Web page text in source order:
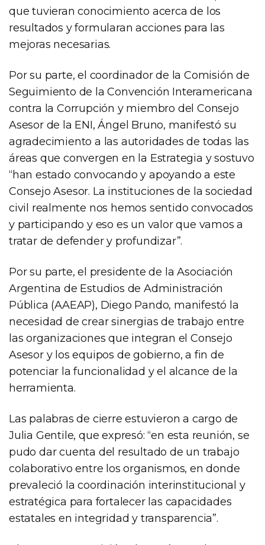
que tuvieran conocimiento acerca de los
resultados y formularan acciones para las
mejoras necesarias.
Por su parte, el coordinador de la Comisión de
Seguimiento de la Convención Interamericana
contra la Corrupción y miembro del Consejo
Asesor de la ENI, Ángel Bruno, manifestó su
agradecimiento a las autoridades de todas las
áreas que convergen en la Estrategia y sostuvo
“han estado convocando y apoyando a este
Consejo Asesor. La instituciones de la sociedad
civil realmente nos hemos sentido convocados
y participando y eso es un valor que vamos a
tratar de defender y profundizar”.
Por su parte, el presidente de la Asociación
Argentina de Estudios de Administración
Pública (AAEAP), Diego Pando, manifestó la
necesidad de crear sinergias de trabajo entre
las organizaciones que integran el Consejo
Asesor y los equipos de gobierno, a fin de
potenciar la funcionalidad y el alcance de la
herramienta.
Las palabras de cierre estuvieron a cargo de
Julia Gentile, que expresó: “en esta reunión, se
pudo dar cuenta del resultado de un trabajo
colaborativo entre los organismos, en donde
prevaleció la coordinación interinstitucional y
estratégica para fortalecer las capacidades
estatales en integridad y transparencia”.